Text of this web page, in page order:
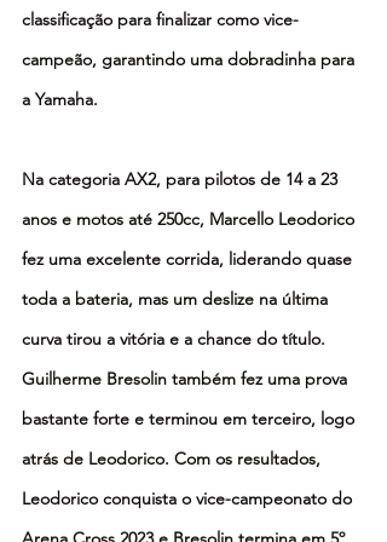
classificação para finalizar como vice-
campeão, garantindo uma dobradinha para
a Yamaha.
Na categoria AX2, para pilotos de 14 a 23
anos e motos até 250cc, Marcello Leodorico
fez uma excelente corrida, liderando quase
toda a bateria, mas um deslize na última
curva tirou a vitória e a chance do título.
Guilherme Bresolin também fez uma prova
bastante forte e terminou em terceiro, logo
atrás de Leodorico. Com os resultados,
Leodorico conquista o vice-campeonato do